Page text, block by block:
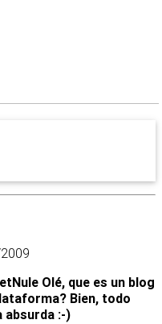
Olé, que es un blog
Bien, todo
absurda :-)